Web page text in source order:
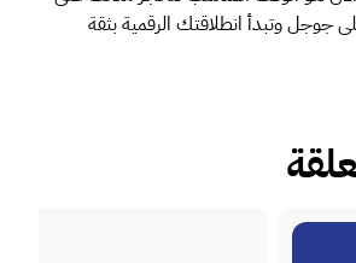
جوجلوتبدأ انطلاقتك الرقمية بثقة